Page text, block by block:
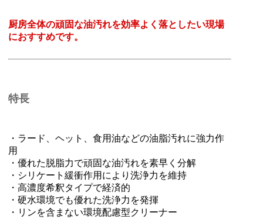
厨房全体の頑固な油汚れを効率よく落としたい現場
におすすめです。
特長
・ラード、ヘット、食用油などの油脂汚れに強力作
用
・優れた脱脂力で頑固な油汚れを素早く分解
・シリケート緩衝作用により洗浄力を維持
・高濃度希釈タイプで経済的
・硬水環境でも優れた洗浄力を発揮
・リンを含まない環境配慮型クリーナー